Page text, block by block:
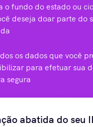
o fundo do estado ou
deseja doar parte do
os dados que você
para efetuar sua
segura
abatida do seu